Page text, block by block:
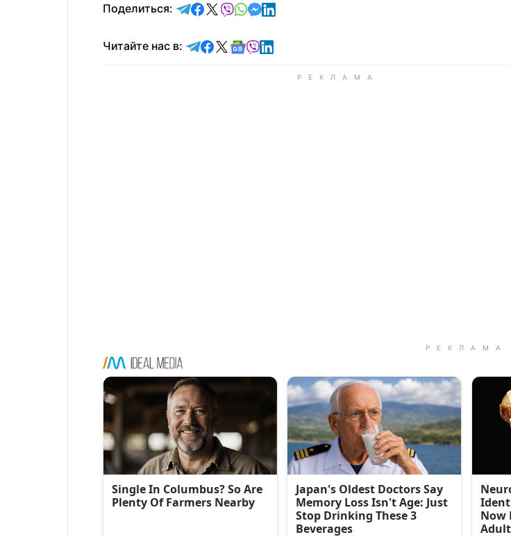
Поделиться: отправить в Telegram
поделиться в Facebook
поделиться в X
отправить в Viber
отправить в Whatsapp
отправить в Messenger
отправить в LinkedIn
Читайте нас в: Читайте в Telegram
Читайте в Facebook
Читайте в X
Читайте в Google news
Читайте в Viber
Читайте в LinkedIn